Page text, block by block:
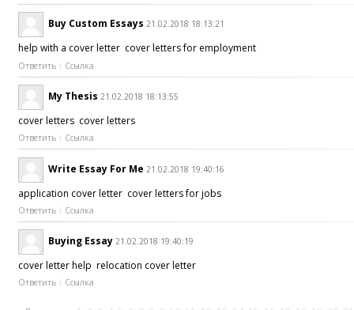
Buy Custom Essays 21.02.2018 18:13:21
help with a cover letter cover letters for employment
Ответить Ссылка
My Thesis 21.02.2018 18:13:55
cover letters cover letters
Ответить Ссылка
Write Essay For Me 21.02.2018 19:40:16
application cover letter cover letters for jobs
Ответить Ссылка
Buying Essay 21.02.2018 19:40:19
cover letter help relocation cover letter
Ответить Ссылка